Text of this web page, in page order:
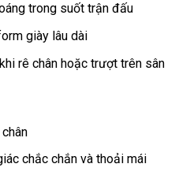
trong suốt trận đấu
giày lâu dài
rê chân hoặc trượt trên sân
chắc chắn và thoải mái